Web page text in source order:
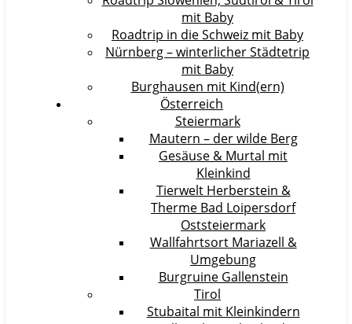
mit Baby
Roadtrip in die Schweiz mit Baby
Nürnberg – winterlicher Städtetrip
mit Baby
Burghausen mit Kind(ern)
Österreich
Steiermark
Mautern – der wilde Berg
Gesäuse & Murtal mit
Kleinkind
Tierwelt Herberstein &
Therme Bad Loipersdorf
Oststeiermark
Wallfahrtsort Mariazell &
Umgebung
Burgruine Gallenstein
Tirol
Stubaital mit Kleinkindern